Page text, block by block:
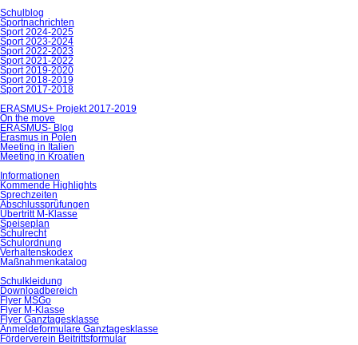
Schulblog
Sportnachrichten
Sport 2024-2025
Sport 2023-2024
Sport 2022-2023
Sport 2021-2022
Sport 2019-2020
Sport 2018-2019
Sport 2017-2018
ERASMUS+ Projekt 2017-2019
On the move
ERASMUS- Blog
Erasmus in Polen
Meeting in Italien
Meeting in Kroatien
Informationen
Kommende Highlights
Sprechzeiten
Abschlussprüfungen
Übertritt M-Klasse
Speiseplan
Schulrecht
Schulordnung
Verhaltenskodex
Maßnahmenkatalog
Schulkleidung
Downloadbereich
Flyer MSGo
Flyer M-Klasse
Flyer Ganztagesklasse
Anmeldeformulare Ganztagesklasse
Förderverein Beitrittsformular